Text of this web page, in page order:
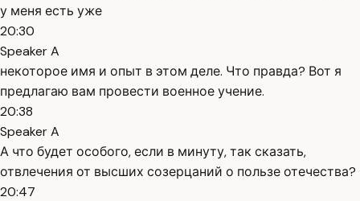
у меня есть уже
20:30
Speaker A
некоторое имя и опыт в этом деле. Что правда? Вот я
предлагаю вам провести военное учение.
20:38
Speaker A
А что будет особого, если в минуту, так сказать,
отвлечения от высших созерцаний о пользе отечества?
20:47